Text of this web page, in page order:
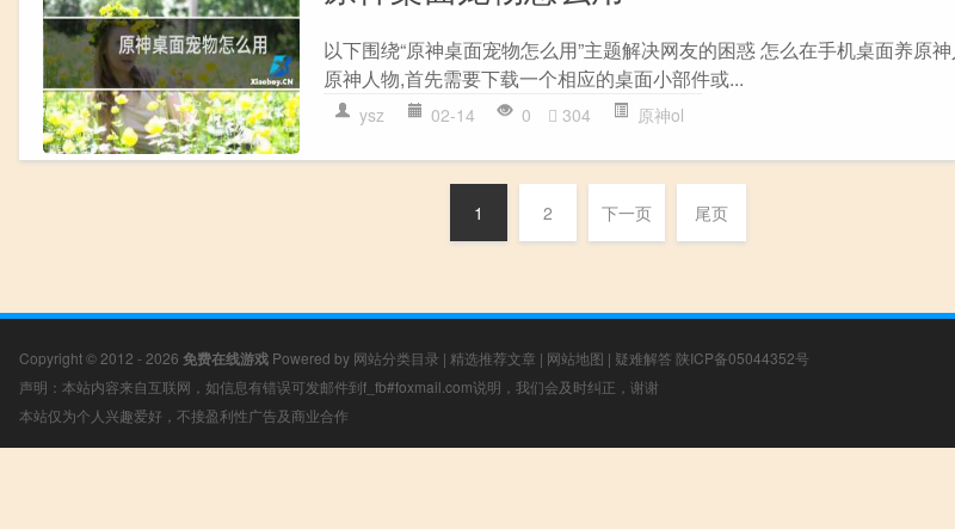
以下围绕“原神桌面宠物怎么用”主题解决网友的困惑 怎么在手机桌面养原
原神人物,首先需要下载一个相应的桌面小部件或...
ysz 02-14 0 304 原神ol
1 2 下一页 尾页
Copyright © 2012 - 2026 免费在线游戏 Powered by 网站分类目录 | 精选推荐文章 | 网站地图 | 疑难解答 陕ICP备05044352号
声明：本站内容来自互联网，如信息有错误可发邮件到f_fb#foxmail.com说明，我们会及时纠正，谢谢
本站仅为个人兴趣爱好，不接盈利性广告及商业合作